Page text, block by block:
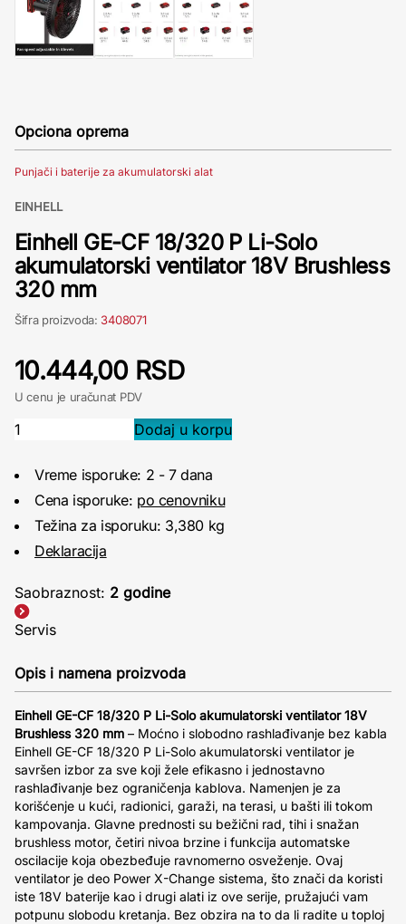
Opciona oprema
Punjači i baterije za akumulatorski alat
EINHELL
Einhell GE-CF 18/320 P Li-Solo
akumulatorski ventilator 18V Brushless
320 mm
Šifra proizvoda: 3408071
10.444,00 RSD
U cenu je uračunat PDV
Vreme isporuke: 2 - 7 dana
Cena isporuke: po cenovniku
Težina za isporuku: 3,380 kg
Deklaracija
Saobraznost: 2 godine
Servis
Opis i namena proizvoda
Einhell GE-CF 18/320 P Li-Solo akumulatorski ventilator 18V
Brushless 320 mm – Moćno i slobodno rashlađivanje bez kabla
Einhell GE-CF 18/320 P Li-Solo akumulatorski ventilator je
savršen izbor za sve koji žele efikasno i jednostavno
rashlađivanje bez ograničenja kablova. Namenjen je za
korišćenje u kući, radionici, garaži, na terasi, u bašti ili tokom
kampovanja. Glavne prednosti su bežični rad, tihi i snažan
brushless motor, četiri nivoa brzine i funkcija automatske
oscilacije koja obezbeđuje ravnomerno osveženje. Ovaj
ventilator je deo Power X-Change sistema, što znači da koristi
iste 18V baterije kao i drugi alati iz ove serije, pružajući vam
potpunu slobodu kretanja. Bez obzira na to da li radite u toploj